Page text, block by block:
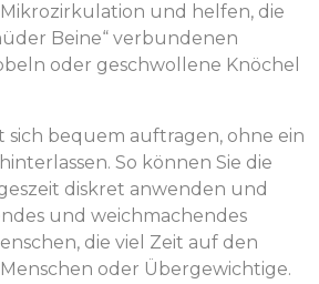
und helfen, die
Beine“ verbundenen
oder geschwollene Knöchel
sich bequem auftragen, ohne ein
So können Sie die
diskret anwenden und
und weichmachendes
die viel Zeit auf den
oder Übergewichtige.